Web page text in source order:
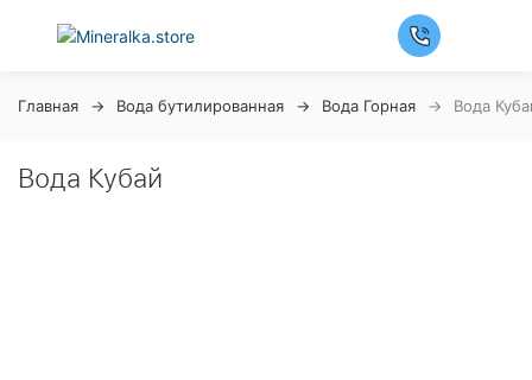
Главная Вода бутилированная Вода Горная Вода
Вода Кубай